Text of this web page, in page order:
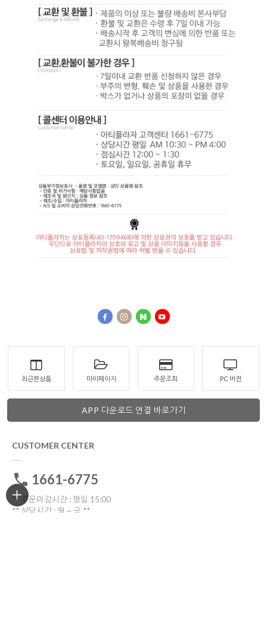
최근본상품 마이페이지 주문조회 PC 버젼
APP 다운로드 연결 바로가기
CUSTOMER CENTER
1661-6775
** 주문마감시간 : 평일 15:00
** 상담시간 : 월 ~ 금 **